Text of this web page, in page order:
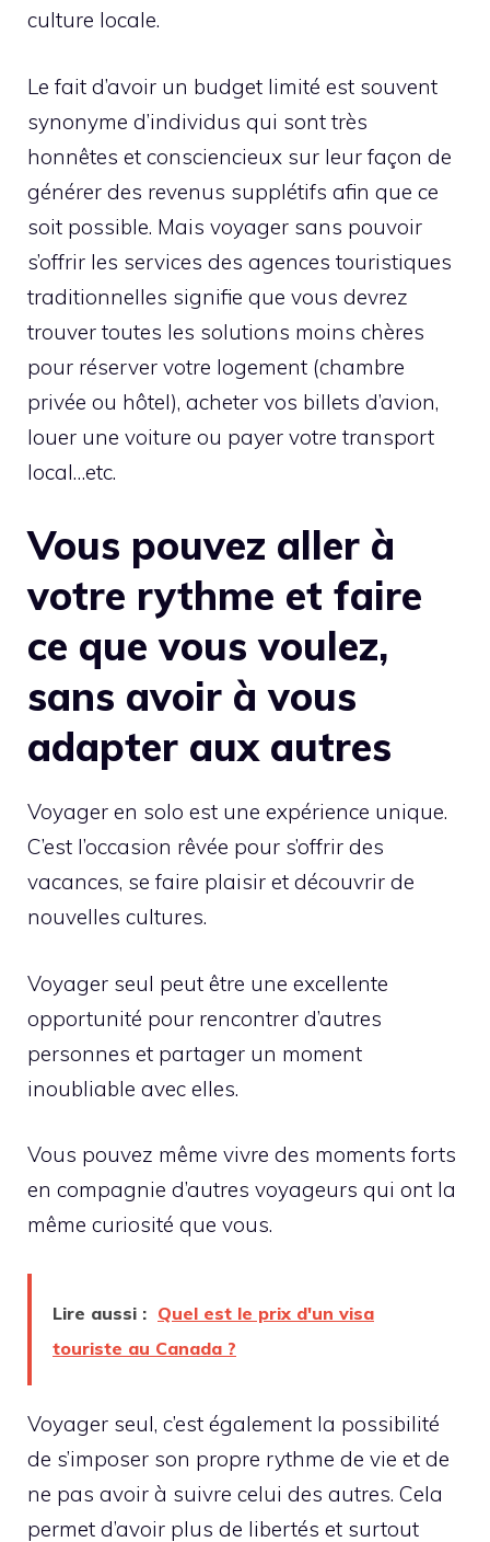
culture locale.
Le fait d’avoir un budget limité est souvent
synonyme d’individus qui sont très
honnêtes et consciencieux sur leur façon de
générer des revenus supplétifs afin que ce
soit possible. Mais voyager sans pouvoir
s’offrir les services des agences touristiques
traditionnelles signifie que vous devrez
trouver toutes les solutions moins chères
pour réserver votre logement (chambre
privée ou hôtel), acheter vos billets d’avion,
louer une voiture ou payer votre transport
local…etc.
Vous pouvez aller à
votre rythme et faire
ce que vous voulez,
sans avoir à vous
adapter aux autres
Voyager en solo est une expérience unique.
C’est l’occasion rêvée pour s’offrir des
vacances, se faire plaisir et découvrir de
nouvelles cultures.
Voyager seul peut être une excellente
opportunité pour rencontrer d’autres
personnes et partager un moment
inoubliable avec elles.
Vous pouvez même vivre des moments forts
en compagnie d’autres voyageurs qui ont la
même curiosité que vous.
Lire aussi : Quel est le prix d'un visa
touriste au Canada ?
Voyager seul, c’est également la possibilité
de s’imposer son propre rythme de vie et de
ne pas avoir à suivre celui des autres. Cela
permet d’avoir plus de libertés et surtout